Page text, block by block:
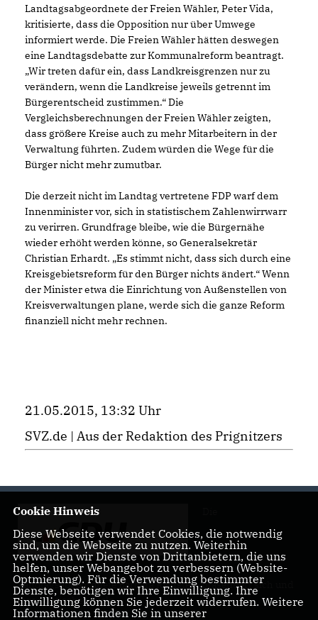
Landtagsabgeordnete der Freien Wähler, Peter Vida,
kritisierte, dass die Opposition nur über Umwege
informiert werde. Die Freien Wähler hätten deswegen
eine Landtagsdebatte zur Kommunalreform beantragt.
Wir treten dafür ein, dass Landkreisgrenzen nur zu
verändern, wenn die Landkreise jeweils getrennt im
Bürgerentscheid zustimmen.“ Die
Vergleichsberechnungen der Freien Wähler zeigten,
dass größere Kreise auch zu mehr Mitarbeitern in der
Verwaltung führten. Zudem würden die Wege für die
Bürger nicht mehr zumutbar.
Die derzeit nicht im Landtag vertretene FDP warf dem
Innenminister vor, sich in statistischem Zahlenwirrwarr
zu verirren. Grundfrage bleibe, wie die Bürgernähe
wieder erhöht werden könne, so Generalsekretär
Christian Erhardt. „Es stimmt nicht, dass sich durch eine
Kreisgebietsreform für den Bürger nichts ändert.“ Wenn
der Minister etwa die Einrichtung von Außenstellen von
Kreisverwaltungen plane, werde sich die ganze Reform
finanziell nicht mehr rechnen.
21.05.2015, 13:32 Uhr
SVZ.de | Aus der Redaktion des Prignitzers
Landtagsabgeordnete Barbara Richstein präsentiert sich und
ihre politischen Ziele.
Cookie Hinweis
Diese Webseite verwendet Cookies, die notwendig
sind, um die Webseite zu nutzen. Weiterhin
verwenden wir Dienste von Drittanbietern, die uns
helfen, unser Webangebot zu verbessern (Website-
Optmierung). Für die Verwendung bestimmter
Dienste, benötigen wir Ihre Einwilligung. Ihre
Einwilligung können Sie jederzeit widerrufen. Weitere
Informationen finden Sie in unserer